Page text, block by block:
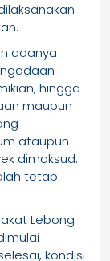
adanya
hingga
maupun
ataupun
dimaksud.
tetap
Lebong
kondisi